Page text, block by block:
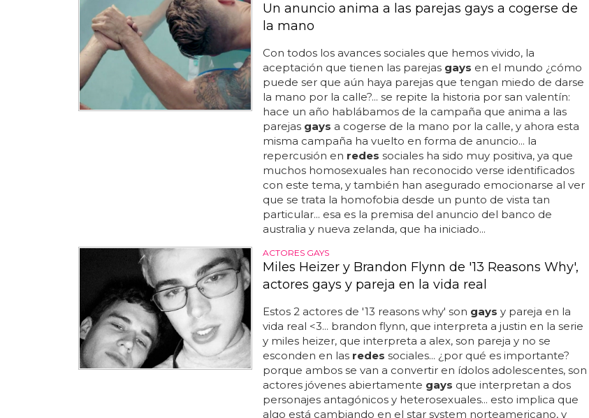
Un anuncio anima a las parejas gays a cogerse de
la mano
Con todos los avances sociales que hemos vivido, la
aceptación que tienen las parejas gays en el mundo ¿cómo
puede ser que aún haya parejas que tengan miedo de darse
la mano por la calle?... se repite la historia por san valentín:
hace un año hablábamos de la campaña que anima a las
parejas gays a cogerse de la mano por la calle, y ahora esta
misma campaña ha vuelto en forma de anuncio... la
repercusión en redes sociales ha sido muy positiva, ya que
muchos homosexuales han reconocido verse identificados
con este tema, y también han asegurado emocionarse al ver
que se trata la homofobia desde un punto de vista tan
particular... esa es la premisa del anuncio del banco de
australia y nueva zelanda, que ha iniciado...
ACTORES GAYS
Miles Heizer y Brandon Flynn de '13 Reasons Why',
actores gays y pareja en la vida real
Estos 2 actores de '13 reasons why' son gays y pareja en la
vida real <3... brandon flynn, que interpreta a justin en la serie
y miles heizer, que interpreta a alex, son pareja y no se
esconden en las redes sociales... ¿por qué es importante?
porque ambos se van a convertir en ídolos adolescentes, son
actores jóvenes abiertamente gays que interpretan a dos
personajes antagónicos y heterosexuales... esto implica que
algo está cambiando en el star system norteamericano, y